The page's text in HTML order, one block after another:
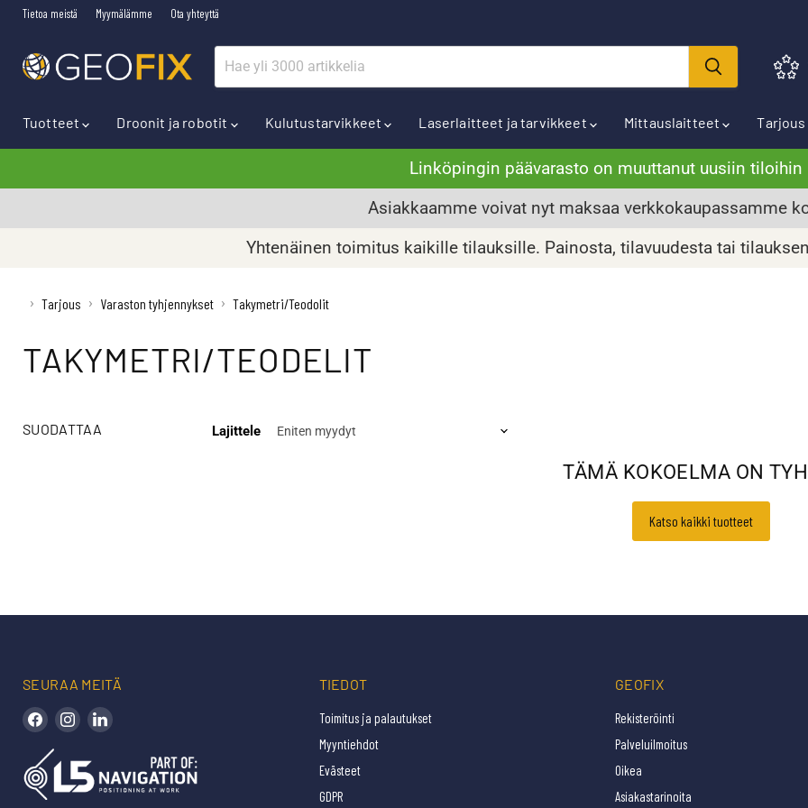
Tietoa meistä Myymälämme Ota yhteyttä
Tuotteet Droonit ja robotit Kulutustarvikkeet Laserlaitteet ja tarvikkeet Mittauslaitteet Tarjous
Linköpingin päävarasto on muuttanut uusiin tiloihin
Asiakkaamme voivat nyt maksaa verkkokaupassamme
Yhtenäinen toimitus kaikille tilauksille. Painosta, tilavuudesta tai
› Tarjous › Varaston tyhjennykset › Takymetri/Teodolit
TAKYMETRI/TEODELIT
SUODATTAA Lajittele
TÄMÄ KOKOELMA ON
Katso kaikki tuotteet
SEURAA MEITÄ
Löydä meidät Facebookista
Löydä meidät Instagramista
TIEDOT
Toimitus ja palautukset
Myyntiehdot
Evästeet
GDPR
GEOFIX
Rekisteröinti
Palveluilmoitus
Oikea
Asiakastarinoita